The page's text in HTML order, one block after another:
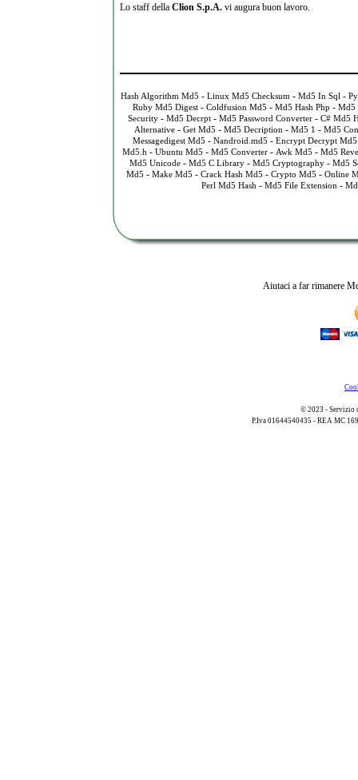
Lo staff della Clion S.p.A.vi augura buon lavoro.
Hash Algorithm Md5 - Linux Md5 Checksum - Md5 In Sql -
Ruby Md5 Digest - Coldfusion Md5 - Md5 Hash Php - Md5
Security - Md5 Decrpt - Md5 Password Converter - C# Md5
Alternative- Get Md5 - Md5 Decription - Md5 1 - Md5
Messagedigest Md5 - Nandroid.md5 - Encrypt Decrypt Md5
Md5.h - Ubuntu Md5 - Md5 Converter- Awk Md5 - Md5
Md5 Unicode- Md5 C Library- Md5 Cryptography- Md5
Md5 - Make Md5 - Crack Hash Md5 - Crypto Md5 - Online
Perl Md5 Hash - Md5 File Extension -
Aiutaci a far rimanere
© 2023 - Servizio
P.Iva 01644540435 - REA MC